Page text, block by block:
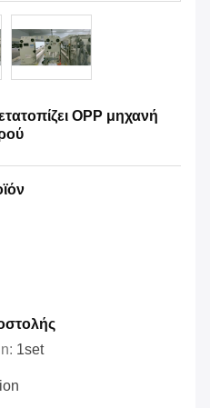
OPP μηχανή
1set